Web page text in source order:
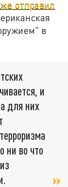
отправил
в
и
для них
ни во что